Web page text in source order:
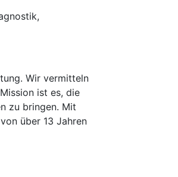
Wir vermitteln
ist es, die
zu bringen. Mit
über 13 Jahren